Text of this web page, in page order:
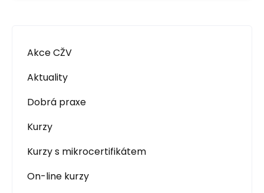
Akce CŽV
Aktuality
Dobrá praxe
Kurzy
Kurzy s mikrocertifikátem
On-line kurzy